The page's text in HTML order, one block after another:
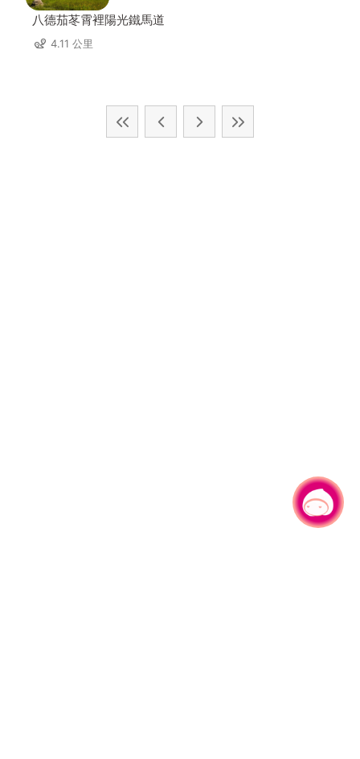
八德茄苳霄裡陽光鐵馬道
4.11 公里